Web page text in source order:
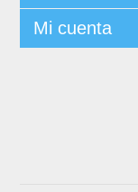
Mi cuenta